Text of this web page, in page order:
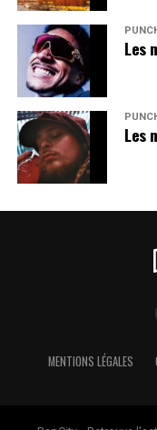
Les
Les
MENTIONS LÉGALES